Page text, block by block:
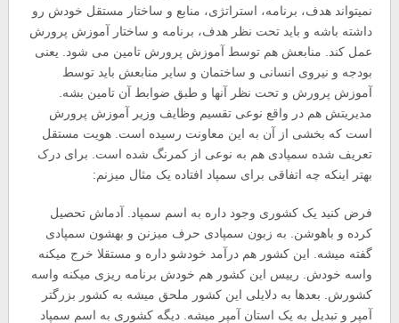
نمیتواند هدف، برنامه، استراتژی، منابع و ساختار مستقل خودش رو
داشته باشه و باید تحت نظر هدف، برنامه و ساختار آموزش پرورش
عمل کند. منابعش هم توسط آموزش پرورش تامین می شود. یعنی
بودجه و نیروی انسانی و ساختمان و سایر منابعش باید توسط
آموزش پرورش و تحت نظر آنها و طبق ضوابط آن تامین بشه.
مدیریتش هم در واقع نوعی تقسیم وظایف وزیر آموزش پرورش
است که بخشی از آن به این معاونت رسیده است. هویت مستقل
تعریف شده سمپادی هم به نوعی از کمرنگ شده است. برای درک
بهتر اینکه چه اتفاقی برای سمپاد افتاده یک مثال میزنم:
فرض کنید یک کشوری وجود داره به اسم سمپاد. آدماش تحصیل
کرده و باهوشن. به زبون سمپادی حرف میزنن و بهشون سمپادی
گفته میشه. این کشور هم درآمد خودشو داره و مستقلا خرج میکنه
واسه خودش. رییس این کشور هم خودش برنامه ریزی میکنه واسه
کشورش. بعدها به دلایلی این کشور ملحق میشه به کشور بزرگتر
آمپر و تبدیل به یک استان آمپر میشه. دیگه کشوری به اسم سمپاد